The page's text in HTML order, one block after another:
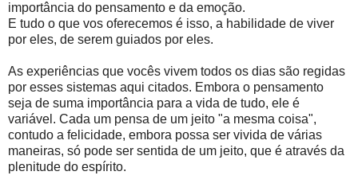
importância do pensamento e da emoção.
E tudo o que vos oferecemos é isso, a habilidade de viver
por eles, de serem guiados por eles.
As experiências que vocês vivem todos os dias são regidas
por esses sistemas aqui citados. Embora o pensamento
seja de suma importância para a vida de tudo, ele é
variável. Cada um pensa de um jeito "a mesma coisa",
contudo a felicidade, embora possa ser vivida de várias
maneiras, só pode ser sentida de um jeito, que é através da
plenitude do espírito.